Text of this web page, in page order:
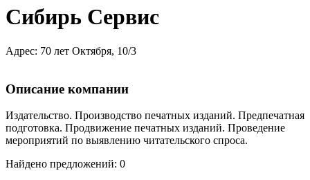
Сибирь Сервис
Адрес: 70 лет Октября, 10/3
Описание компании
Издательство. Производство печатных изданий. Предпечатная
подготовка. Продвижение печатных изданий. Проведение
мероприятий по выявлению читательского спроса.
Найдено предложений: 0